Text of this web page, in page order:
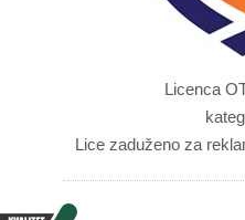
Licenca
Lice zaduženo za